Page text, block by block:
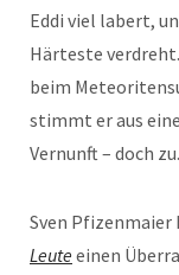
Eddi viel labert,
Härteste
beim
stimmt er aus
Vernunft – doch zu.
Sven
Leute einen